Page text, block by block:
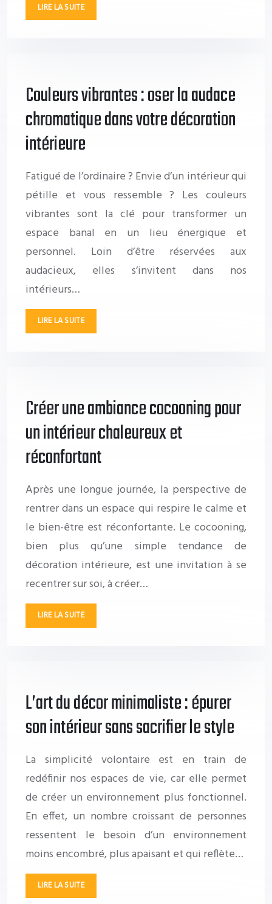
LIRE LA SUITE
Couleurs vibrantes : oser la audace
chromatique dans votre décoration
intérieure
Fatigué de l’ordinaire ? Envie d’un intérieur qui
pétille et vous ressemble ? Les couleurs
vibrantes sont la clé pour transformer un
espace banal en un lieu énergique et
personnel. Loin d’être réservées aux
audacieux, elles s’invitent dans nos
intérieurs…
LIRE LA SUITE
Créer une ambiance cocooning pour
un intérieur chaleureux et
réconfortant
Après une longue journée, la perspective de
rentrer dans un espace qui respire le calme et
le bien-être est réconfortante. Le cocooning,
bien plus qu’une simple tendance de
décoration intérieure, est une invitation à se
recentrer sur soi, à créer…
LIRE LA SUITE
L’art du décor minimaliste : épurer
son intérieur sans sacrifier le style
La simplicité volontaire est en train de
redéfinir nos espaces de vie, car elle permet
de créer un environnement plus fonctionnel.
En effet, un nombre croissant de personnes
ressentent le besoin d’un environnement
moins encombré, plus apaisant et qui reflète…
LIRE LA SUITE